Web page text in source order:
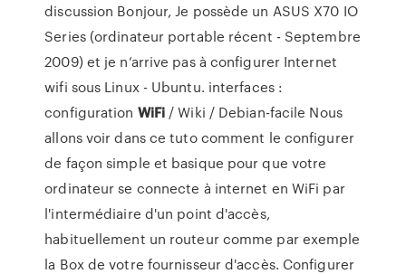
discussion Bonjour, Je possède un ASUS X70 IO
Series (ordinateur portable récent - Septembre
2009) et je n’arrive pas à configurer Internet
wifi sous Linux - Ubuntu. interfaces :
configuration WiFi / Wiki / Debian-facile Nous
allons voir dans ce tuto comment le configurer
de façon simple et basique pour que votre
ordinateur se connecte à internet en WiFi par
l'intermédiaire d'un point d'accès,
habituellement un routeur comme par exemple
la Box de votre fournisseur d'accès. Configurer